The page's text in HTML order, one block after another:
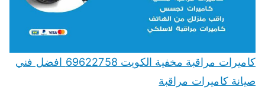
كاميرات مراقبة مخفية الكويت 69622758 افضل فني
صيانة كاميرات مراقبة